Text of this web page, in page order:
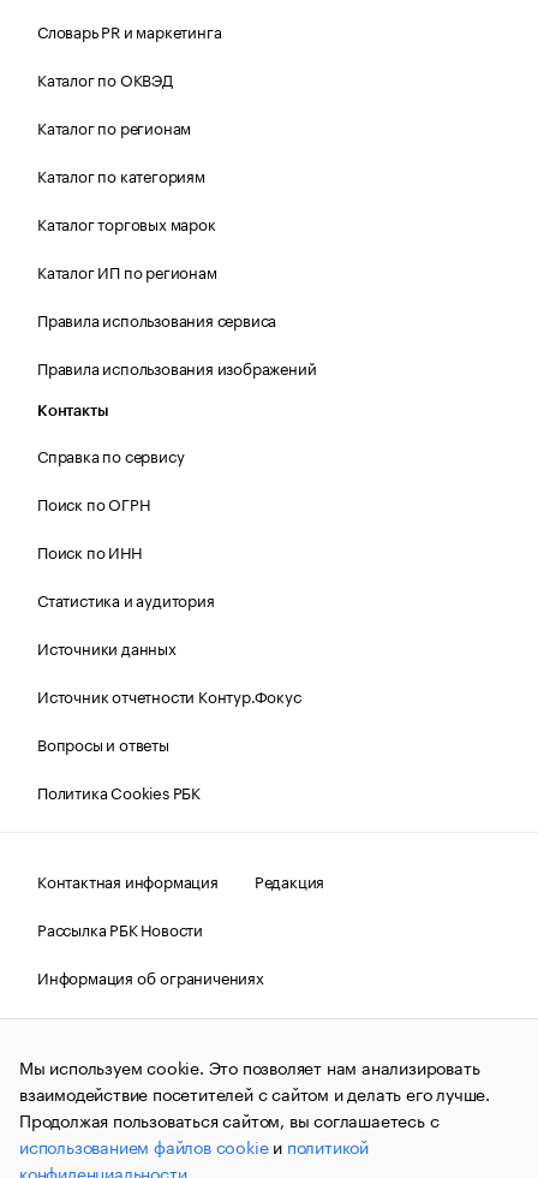
Словарь PR и маркетинга
Каталог по ОКВЭД
Каталог по регионам
Каталог по категориям
Каталог торговых марок
Каталог ИП по регионам
Правила использования сервиса
Правила использования изображений
Контакты
Справка по сервису
Поиск по ОГРН
Поиск по ИНН
Статистика и аудитория
Источники данных
Источник отчетности Контур.Фокус
Вопросы и ответы
Политика Cookies РБК
Контактная информация
Редакция
Рассылка РБК Новости
Информация об ограничениях
Правовая информация
О соблюдении авторских прав
© АО «РОСБИЗНЕСКОНСАЛТИНГ»,1995–2026.Сообщения
и материалы информационного агентства «РБК»
(зарегистрировано Федеральной службой по надзору в сфере
связи, информационных технологий и массовых
коммуникаций (Роскомнадзор) 09.12.2015 за номером ИА
№ФС77-63848) сопровождаются пометкой «РБК». Отдельные
Мы используем cookie. Это позволяет нам анализировать
взаимодействие посетителей с сайтом и делать его лучше.
Продолжая пользоваться сайтом, вы соглашаетесь с
использованием файлов cookieи политикой
конфиденциальности.